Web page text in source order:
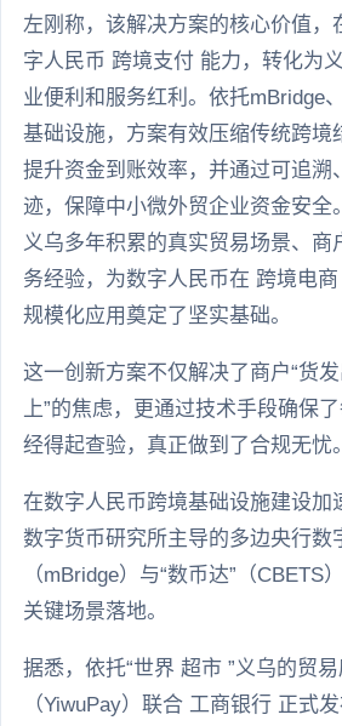
左刚称，该解决方案的核心价值，
字人民币 跨境支付 能力，转化为
业便利和服务红利。依托mBridge
基础设施，方案有效压缩传统跨境
提升资金到账效率，并通过可追溯
迹，保障中小微外贸企业资金安全
义乌多年积累的真实贸易场景、商
务经验，为数字人民币在 跨境电
规模化应用奠定了坚实基础。
这一创新方案不仅解决了商户“货
上”的焦虑，更通过技术手段确保
经得起查验，真正做到了合规无忧。
在数字人民币跨境基础设施建设加
数字货币研究所主导的多边央行数
（mBridge）与“数币达”（CBETS
关键场景落地。
据悉，依托“世界 超市 ”义乌的贸
（YiwuPay）联合 工商银行 正式